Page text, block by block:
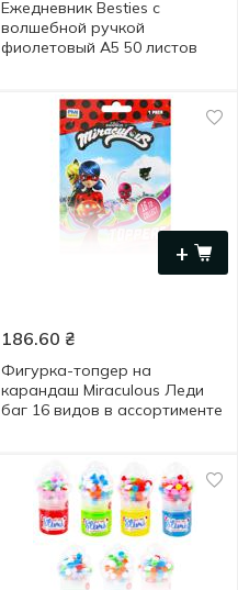
Ежедневник Besties с
волшебной ручкой
фиолетовый А5 50 листов
+
186.60 ₴
Фигурка-топgер на
карандаш Miraculous Леди
баг 16 видов в ассортименте